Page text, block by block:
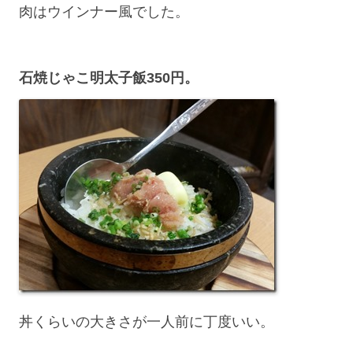
肉はウインナー風でした。
石焼じゃこ明太子飯350円。
丼くらいの大きさが一人前に丁度いい。